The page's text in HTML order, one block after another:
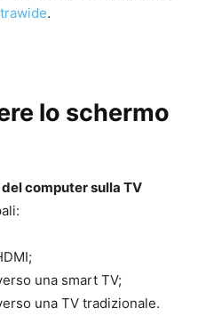
.
lo schermo
computer sulla TV
una smart TV;
una TV tradizionale.